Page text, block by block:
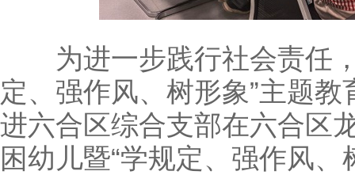
为进一步践行社会责任，
定、强作风、树形象”主题
进六合区综合支部在六合区
困幼儿暨“学规定、强作风